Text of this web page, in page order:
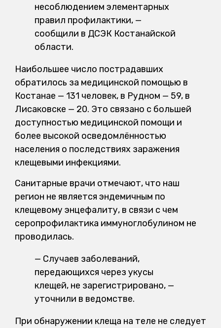
несоблюдением элементарных
правил профилактики, —
сообщили в ДСЭК Костанайской
области.
Наибольшее число пострадавших
обратилось за медицинской помощью в
Костанае — 131 человек, в Рудном — 59, в
Лисаковске — 20. Это связано с большей
доступностью медицинской помощи и
более высокой осведомлённостью
населения о последствиях заражения
клещевыми инфекциями.
Санитарные врачи отмечают, что наш
регион не является эндемичным по
клещевому энцефалиту, в связи с чем
серопрофилактика иммуноглобулином не
проводилась.
— Случаев заболеваний,
передающихся через укусы
клещей, не зарегистрировано, —
уточнили в ведомстве.
При обнаружении клеща на теле не следует